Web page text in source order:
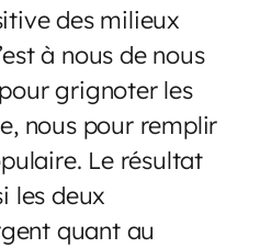
des milieux
à nous de nous
grignoter les
nous pour remplir
Le résultat
les deux
quant au